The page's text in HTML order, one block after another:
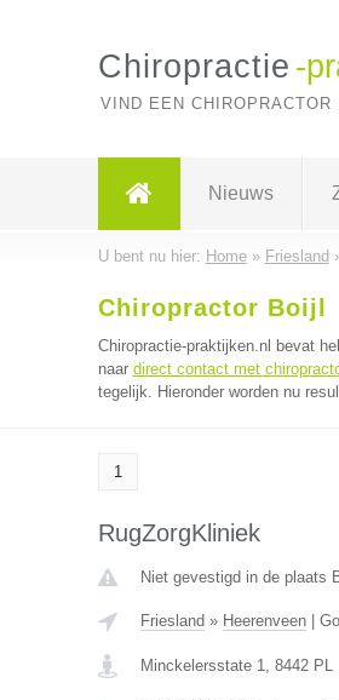
Chiropractie -
VIND EEN
Nieuws
U bent nu hier: Home» Friesland
Chiropractor Boijl
Chiropractie-praktijken.nl bevat
naar direct contact met
tegelijk. Hieronder worden nu
1
RugZorgKliniek
Niet gevestigd in de plaats
Friesland » Heerenveen|
Minckelersstate 1, 8442 PL